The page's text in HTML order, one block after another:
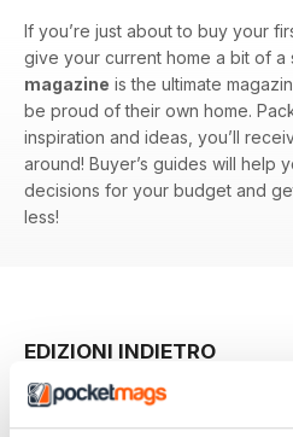
If you’re just about to buy your
give your current home a bit of a
magazine is the ultimate
be proud of their own home.
inspiration and ideas, you’ll
around! Buyer’s guides will help
decisions for your budget and
less!
EDIZIONI INDIETRO